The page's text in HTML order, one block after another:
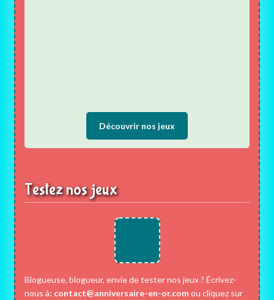
Découvrir nos jeux
Testez nos jeux
Blogueuse, blogueur, envie de tester nos jeux ? Écrivez-
nous à: contact@anniversaire-en-or.comou cliquez sur